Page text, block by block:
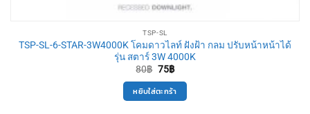
TSP-SL
TSP-SL-6-STAR-3W4000K โคมดาวไลท์ ฝังฝ้า กลม ปรับหน้าหน้าได้
รุ่น สตาร์ 3W 4000K
80฿ Original
was:
80฿.
75฿Current
75฿.
หยิบใส่ตะกร้า